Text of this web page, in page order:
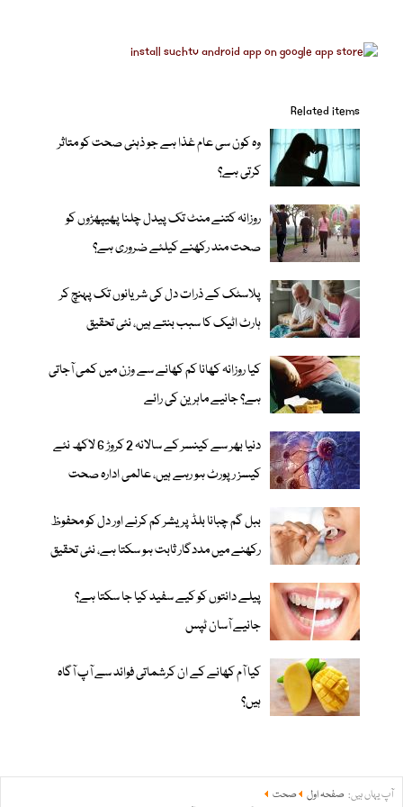
Related items
وہ کون سی عام غذا ہے جو ذہنی صحت کو متاثر
کرتی ہے؟
روزانہ کتنے منٹ تک پیدل چلنا پھیپھڑوں کو
صحت مند رکھنے کیلئے ضروری ہے؟
پلاسٹک کے ذرات دل کی شریانوں تک پہنچ کر
ہارٹ اٹیک کا سبب بنتے ہیں، نئی تحقیق
کیا روزانہ کھانا کم کھانے سے وزن میں کمی آجاتی
ہے؟ جانیے ماہرین کی رائے
دنیا بھر سے کینسر کے سالانہ 2 کروڑ 6 لاکھ نئے
کیسز رپورٹ ہو رہے ہیں، عالمی ادارہ صحت
ببل گم چبانا بلڈ پریشر کم کرنے اور دل کو محفوظ
رکھنے میں مددگار ثابت ہو سکتا ہے، نئی تحقیق
پیلے دانتوں کو کیے سفید کیا جا سکتا ہے؟
جانیے آسان ٹپس
کیا آم کھانے کے ان کرشماتی فوائد سے آپ آگاہ
ہیں؟
آپ یہاں ہیں: صفحہ اول
صحت